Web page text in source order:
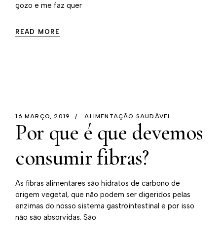
gozo e me faz quer
READ MORE
16 MARÇO, 2019 ALIMENTAÇÃO SAUDÁVEL
Por que é que devemos
consumir fibras?
As fibras alimentares são hidratos de carbono de
origem vegetal, que não podem ser digeridos pelas
enzimas do nosso sistema gastrointestinal e por isso
não são absorvidas. São